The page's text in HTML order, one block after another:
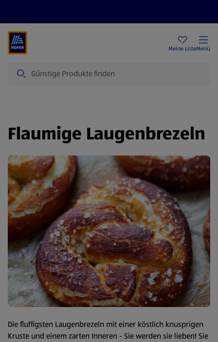
Meine ListeMenü
Flaumige Laugenbrezeln
Die fluffigsten Laugenbrezeln mit einer köstlich knusprigen
Kruste und einem zarten Inneren - Sie werden sie lieben! Sie